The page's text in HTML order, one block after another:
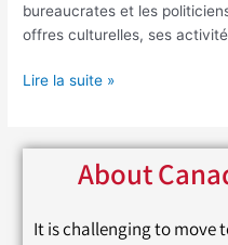
bureaucrates et les
offres culturelles, ses
Lire la suite »
About
It is challenging to move